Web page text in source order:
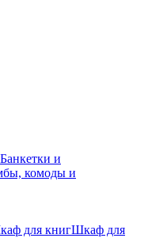
Банкетки и
комоды и
для книгШкаф для